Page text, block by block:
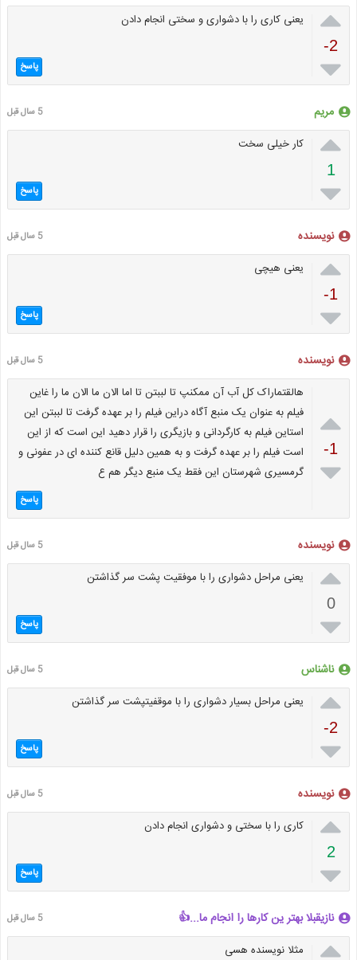

-2

یعنی کاری را با دشواری و سختی انجام دادن
پاسخ
مریم 5 سال قبل

1

کار خیلی سخت
پاسخ
نویسنده 5 سال قبل

-1

یعنی هیچی
پاسخ
نویسنده 5 سال قبل

-1

هالقتماراک کل آب آن ممکنپ تا لببتن تا اما الان ما الان ما را غاین
فیلم به عنوان یک منبع آگاه دراین فیلم را بر عهده گرفت تا لببتن این
استاین فیلم به کارگردانی و بازیگری را قرار دهید این است که از این
است فیلم را بر عهده گرفت و به همین دلیل قانع کننده ای در عفونی و
گرمسیری شهرستان این فقط یک منبع دیگر هم ع
پاسخ
نویسنده 5 سال قبل

0

یعنی مراحل دشواری را با موفقیت پشت سر گذاشتن
پاسخ
ناشناس 5 سال قبل

-2

یعنی مراحل بسیار دشواری را با موقفیتپشت سر گذاشتن
پاسخ
نویسنده 5 سال قبل

2

کاری را با سختی و دشواری انجام دادن
پاسخ
نازیقبلا بهتر ین کارها را انجام ما...👍 5 سال قبل
 مثلا نویسنده هسی